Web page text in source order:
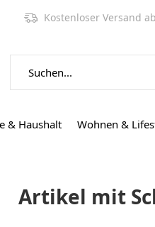
& Haushalt Wohnen &
Kostenloser Versand ab 55 €
Artikel mit